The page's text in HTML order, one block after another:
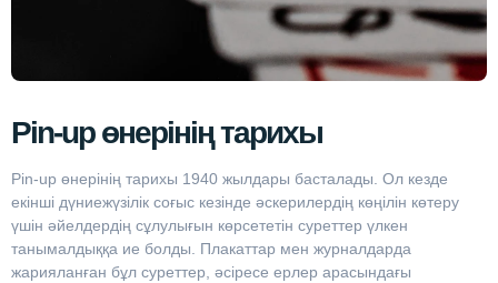
Pin-up өнерінің тарихы
Pin-up өнерінің тарихы 1940 жылдары басталады. Ол кезде
екінші дүниежүзілік соғыс кезінде әскерилердің көңілін көтеру
үшін әйелдердің сұлулығын көрсететін суреттер үлкен
танымалдыққа ие болды. Плакаттар мен журналдарда
жарияланған бұл суреттер, әсіресе ерлер арасындағы